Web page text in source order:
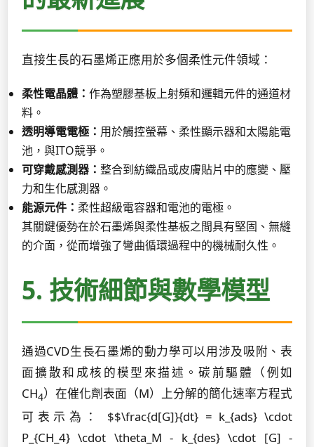
直接生長的石墨烯正應用於多個柔性元件領域：
柔性電晶體： 作為塑膠基板上射頻和邏輯元件的通道材
料。
透明導電電極： 用於觸控螢幕、柔性顯示器和太陽能電
池，與ITO競爭。
可穿戴感測器： 整合到紡織品或皮膚貼片中的應變、壓
力和生化感測器。
能源元件： 柔性超級電容器和電池的電極。
其關鍵優勢在於石墨烯與柔性基板之間具有堅固、無縫
的介面，從而增強了彎曲循環過程中的機械耐久性。
5. 技術細節與數學模型
通過CVD生長石墨烯的動力學可以用涉及吸附、表
面擴散和成核的模型來描述。碳前驅體（例如
CH4）在催化劑表面（M）上分解的簡化速率方程式
可表示為： $$\frac{d[G]}{dt} = k_{ads} \cdot
P_{CH_4} \cdot \theta_M - k_{des} \cdot [G] -